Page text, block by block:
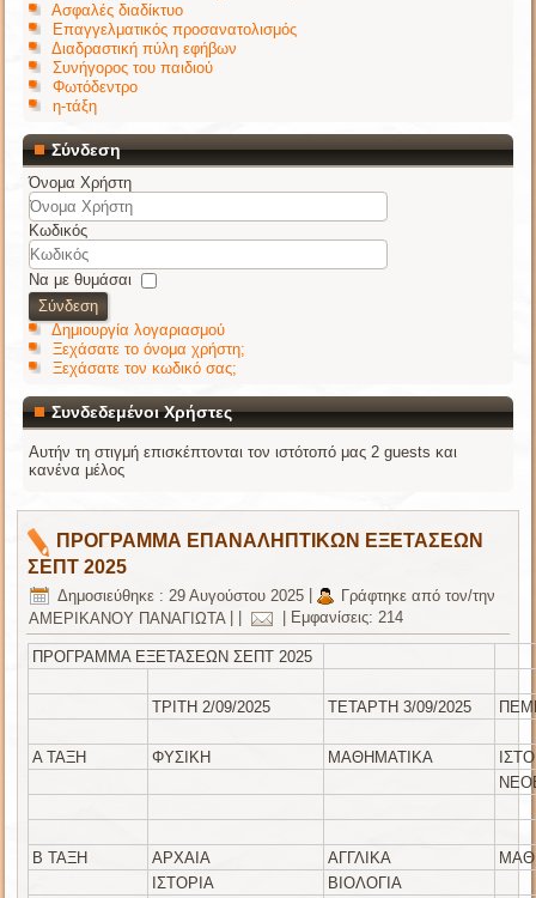
Ασφαλές διαδίκτυο
Επαγγελματικός προσανατολισμός
Διαδραστική πύλη εφήβων
Συνήγορος του παιδιού
Φωτόδεντρο
η-τάξη
Σύνδεση
Όνομα Χρήστη
Κωδικός
Να με θυμάσαι
Σύνδεση
Δημιουργία λογαριασμού
Ξεχάσατε το όνομα χρήστη;
Ξεχάσατε τον κωδικό σας;
Συνδεδεμένοι Χρήστες
Αυτήν τη στιγμή επισκέπτονται τον ιστότοπό μας 2 guests και
κανένα μέλος
ΠΡΟΓΡΑΜΜΑ ΕΠΑΝΑΛΗΠΤΙΚΩΝ ΕΞΕΤΑΣΕΩΝ
ΣΕΠΤ 2025
Δημοσιεύθηκε : 29 Αυγούστου 2025
Γράφτηκε από τον/την
ΑΜΕΡΙΚΑΝΟΥ ΠΑΝΑΓΙΩΤΑ
Εμφανίσεις: 214
ΠΡΟΓΡΑΜΜΑ ΕΞΕΤΑΣΕΩΝ ΣΕΠΤ 2025
ΤΡΙΤΗ 2/09/2025 ΤΕΤΑΡΤΗ 3/09/2025
Α ΤΑΞΗ ΦΥΣΙΚΗ ΜΑΘΗΜΑΤΙΚΑ
Β ΤΑΞΗ ΑΡΧΑΙΑ ΑΓΓΛΙΚΑ
ΙΣΤΟΡΙΑ
ΒΙΟΛΟΓΙΑ